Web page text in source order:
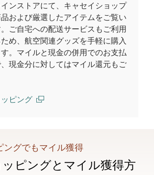
ンストアにて、キャセイショップ
および厳選したアイテムをご覧い
ご自宅への配送サービスもご利用
め、航空関連グッズを手軽に購入
。マイルと現金の併用でのお支払
現金分に対してはマイル還元もご
ピング
ングでもマイル獲得
ピングとマイル獲得方